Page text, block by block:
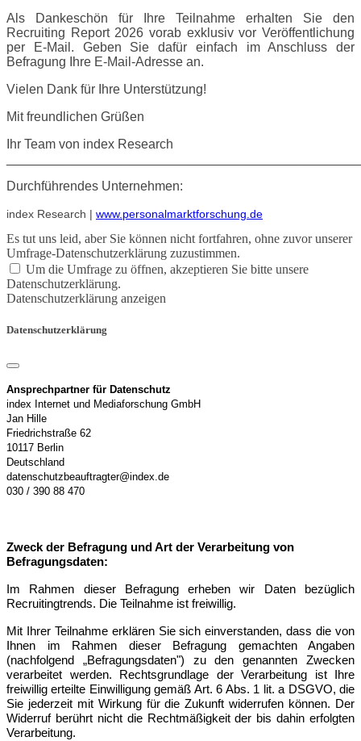
Als Dankeschön für Ihre Teilnahme erhalten Sie den
Recruiting Report 2026 vorab exklusiv vor Veröffentlichung
per E-Mail. Geben Sie dafür einfach im Anschluss der
Befragung Ihre E-Mail-Adresse an.
Vielen Dank für Ihre Unterstützung!
Mit freundlichen Grüßen
Ihr Team von index Research
Durchführendes Unternehmen:
index Research | www.personalmarktforschung.de
Es tut uns leid, aber Sie können nicht fortfahren, ohne zuvor unserer
Umfrage-Datenschutzerklärung zuzustimmen.
Um die Umfrage zu öffnen, akzeptieren Sie bitte unsere
Datenschutzerklärung.
Datenschutzerklärung anzeigen
Datenschutzerklärung
Ansprechpartner für Datenschutz
index Internet und Mediaforschung GmbH
Jan Hille
Friedrichstraße 62
10117 Berlin
Deutschland
datenschutzbeauftragter@index.de
030 / 390 88 470
Zweck der Befragung und Art der Verarbeitung von
Befragungsdaten:
Im Rahmen dieser Befragung erheben wir Daten
bezüglich
Recruitingtrends. Die Teilnahme ist freiwillig.
Mit Ihrer Teilnahme erklären Sie sich einverstanden, dass die von
Ihnen im Rahmen dieser Befragung gemachten Angaben
(nachfolgend „Befragungsdaten") zu den genannten Zwecken
verarbeitet werden. Rechtsgrundlage der Verarbeitung ist Ihre
freiwillig erteilte Einwilligung gemäß Art. 6 Abs. 1 lit. a DSGVO, die
Sie jederzeit mit Wirkung für die Zukunft widerrufen können. Der
Widerruf berührt nicht die Rechtmäßigkeit der bis dahin erfolgten
Verarbeitung.